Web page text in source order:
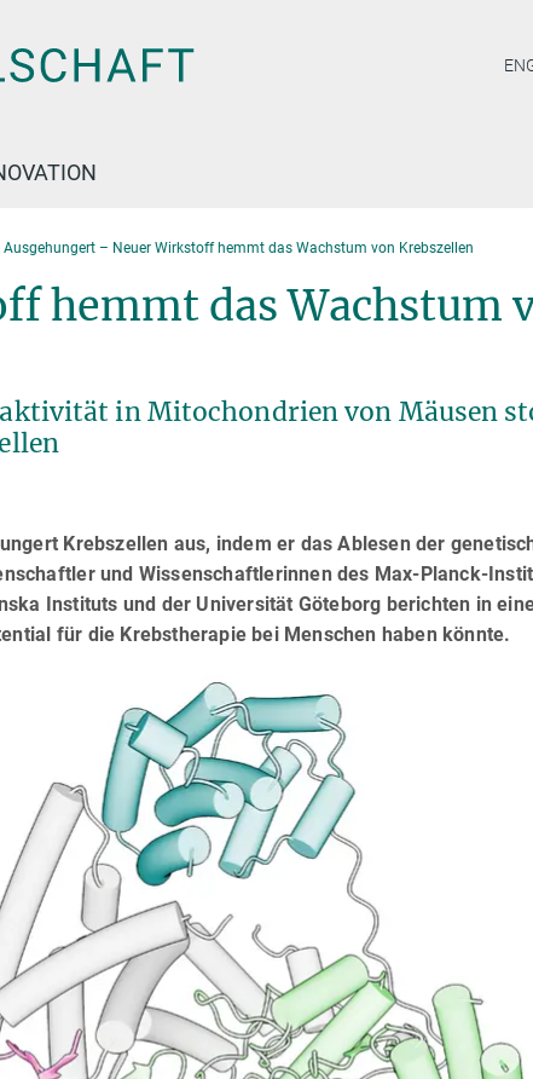
Ausgehungert – Neuer Wirkstoff hemmt das Wachstum von Krebszellen
hemmt das Wachstum
in Mitochondrien von Mäusen
Krebszellen aus, indem er das Ablesen der
und Wissenschaftlerinnen des Max-Planck-
Instituts und der Universität Göteborg berichten in
für die Krebstherapie bei Menschen haben könnte.